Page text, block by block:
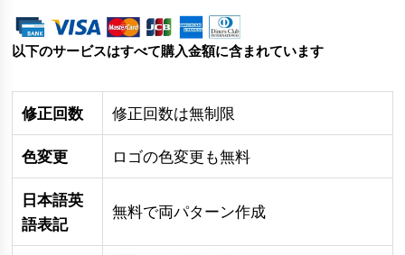
以下のサービスはすべて購入金額に含まれています
修正回数 修正回数は無制限
色変更 ロゴの色変更も無料
日本語英
語表記
無料で両パターン作成